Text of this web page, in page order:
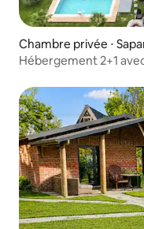
Chambre privée ⋅
Hébergement 2+1